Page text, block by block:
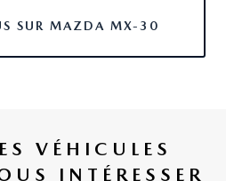
SUR MAZDA MX-30
VÉHICULES
INTÉRESSER